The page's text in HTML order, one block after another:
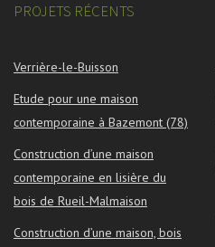
PROJETS RÉCENTS
Verrière-le-Buisson
Etude pour une maison
contemporaine à Bazemont (78)
Construction d’une maison
contemporaine en lisière du
bois de Rueil-Malmaison
Construction d’une maison, bois